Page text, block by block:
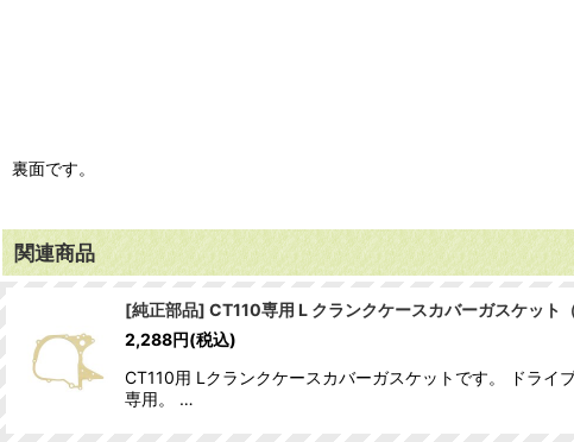
裏面です。
関連商品
[純正部品] CT110専用 L クランクケースカバーガスケット
2,288円(税込)
CT110用 Lクランクケースカバーガスケットです。 ドライ
専用。 …